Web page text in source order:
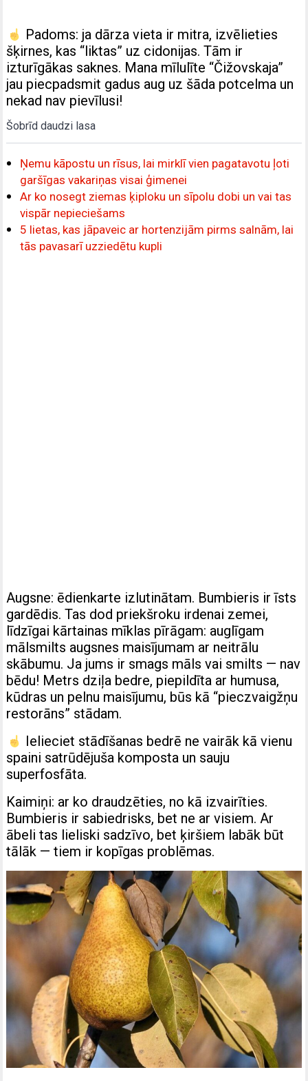
Padoms: ja dārza vieta ir mitra, izvēlieties
šķirnes, kas “liktas” uz cidonijas. Tām ir
izturīgākas saknes. Mana mīlulīte “Čižovskaja”
jau piecpadsmit gadus aug uz šāda potcelma un
nekad nav pievīlusi!
Šobrīd daudzi lasa
Ņemu kāpostu un rīsus, lai mirklī vien pagatavotu ļoti
garšīgas vakariņas visai ģimenei
Ar ko nosegt ziemas ķiploku un sīpolu dobi un vai tas
vispār nepieciešams
5 lietas, kas jāpaveic ar hortenzijām pirms salnām, lai
tās pavasarī uzziedētu kupli
Augsne: ēdienkarte izlutinātam. Bumbieris ir īsts
gardēdis. Tas dod priekšroku irdenai zemei,
līdzīgai kārtainas mīklas pīrāgam: auglīgam
mālsmilts augsnes maisījumam ar neitrālu
skābumu. Ja jums ir smags māls vai smilts — nav
bēdu! Metrs dziļa bedre, piepildīta ar humusa,
kūdras un pelnu maisījumu, būs kā “pieczvaigžņu
restorāns” stādam.
Ielieciet stādīšanas bedrē ne vairāk kā vienu
spaini satrūdējuša komposta un sauju
superfosfāta.
Kaimiņi: ar ko draudzēties, no kā izvairīties.
Bumbieris ir sabiedrisks, bet ne ar visiem. Ar
ābeli tas lieliski sadzīvo, bet ķiršiem labāk būt
tālāk — tiem ir kopīgas problēmas.